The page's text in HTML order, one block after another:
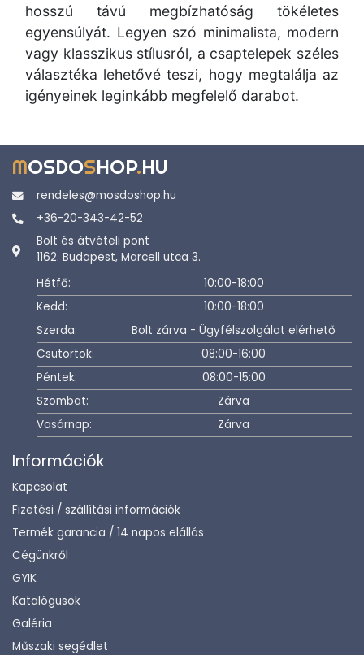
hosszú távú megbízhatóság tökéletes
egyensúlyát. Legyen szó minimalista, modern
vagy klasszikus stílusról, a csaptelepek széles
választéka lehetővé teszi, hogy megtalálja az
igényeinek leginkább megfelelő darabot.
MOSDOSHOP.HU
rendeles@mosdoshop.hu
+36-20-343-42-52
Bolt és átvételi pont
1162. Budapest, Marcell utca 3.
Hétfő:
10:00-18:00
Kedd:
10:00-18:00
Szerda:
Bolt zárva - Ügyfélszolgálat elérhető
Csütörtök:
08:00-16:00
Péntek:
08:00-15:00
Szombat:
Zárva
Vasárnap:
Zárva
Információk
Kapcsolat
Fizetési / szállítási információk
Termék garancia / 14 napos elállás
Cégünkről
GYIK
Katalógusok
Galéria
Műszaki segédlet